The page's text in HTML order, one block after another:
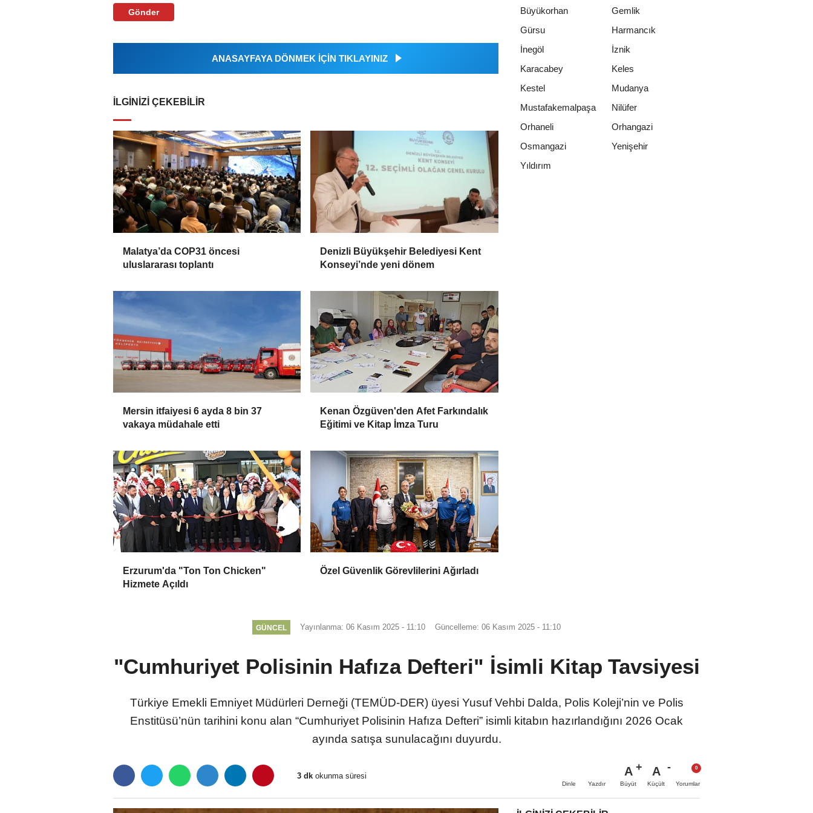
Gönder
ANASAYFAYA DÖNMEK İÇİN TIKLAYINIZ
İLGINIZI ÇEKEBILIR
Malatya’da COP31 öncesi
uluslararası toplantı
Denizli Büyükşehir Belediyesi Kent
Konseyi’nde yeni dönem
Mersin itfaiyesi 6 ayda 8 bin 37
vakaya müdahale etti
Kenan Özgüven'den Afet Farkındalık
Eğitimi ve Kitap İmza Turu
Erzurum'da "Ton Ton Chicken"
Hizmete Açıldı
Özel Güvenlik Görevlilerini Ağırladı
Büyükorhan
Gemlik
Gürsu
Harmancık
İnegöl
İznik
Karacabey
Keles
Kestel
Mudanya
Mustafakemalpaşa
Nilüfer
Orhaneli
Orhangazi
Osmangazi
Yenişehir
Yıldırım
GÜNCEL Yayınlanma: 06 Kasım 2025 - 11:10 Güncelleme: 06 Kasım 2025 - 11:10
"Cumhuriyet Polisinin Hafıza Defteri" İsimli Kitap Tavsiyesi
Türkiye Emekli Emniyet Müdürleri Derneği (TEMÜD-DER) üyesi Yusuf Vehbi Dalda, Polis Koleji’nin ve Polis
Enstitüsü’nün tarihini konu alan “Cumhuriyet Polisinin Hafıza Defteri” isimli kitabın hazırlandığını 2026 Ocak
ayında satışa sunulacağını duyurdu.
3 dk okunma süresi
Dinle Yazdır
A
Büyüt
A
Küçült Yorumlar